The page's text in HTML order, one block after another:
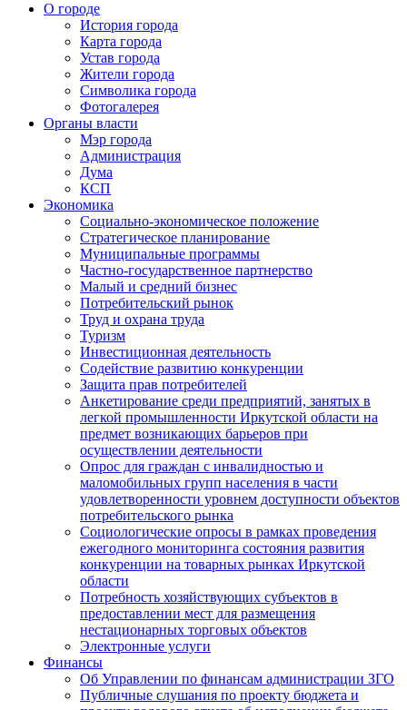
О городе
История города
Карта города
Устав города
Жители города
Символика города
Фотогалерея
Органы власти
Мэр города
Администрация
Дума
КСП
Экономика
Социально-экономическое положение
Стратегическое планирование
Муниципальные программы
Частно-государственное партнерство
Малый и средний бизнес
Потребительский рынок
Труд и охрана труда
Туризм
Инвестиционная деятельность
Содействие развитию конкуренции
Защита прав потребителей
Анкетирование среди предприятий, занятых в
легкой промышленности Иркутской области на
предмет возникающих барьеров при
осуществлении деятельности
Опрос для граждан с инвалидностью и
маломобильных групп населения в части
удовлетворенности уровнем доступности объектов
потребительского рынка
Социологические опросы в рамках проведения
ежегодного мониторинга состояния развития
конкуренции на товарных рынках Иркутской
области
Потребность хозяйствующих субъектов в
предоставлении мест для размещения
нестационарных торговых объектов
Электронные услуги
Финансы
Об Управлении по финансам администрации ЗГО
Публичные слушания по проекту бюджета и